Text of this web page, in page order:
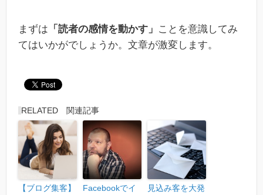
まずは 「読者の感情を動かす」 ことを意識してみ
てはいかがでしょうか。文章が激変します。
RELATED 関連記事
【ブログ集客】
Facebookでイ
見込み客を大発